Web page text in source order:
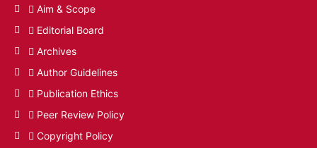
Aim & Scope
Editorial Board
Archives
Author Guidelines
Publication Ethics
Peer Review Policy
Copyright Policy